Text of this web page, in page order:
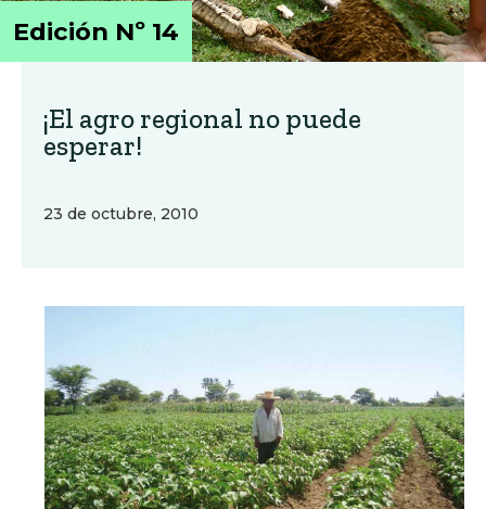
Edición Nº 14
¡El agro regional no puede
esperar!
23 de octubre, 2010